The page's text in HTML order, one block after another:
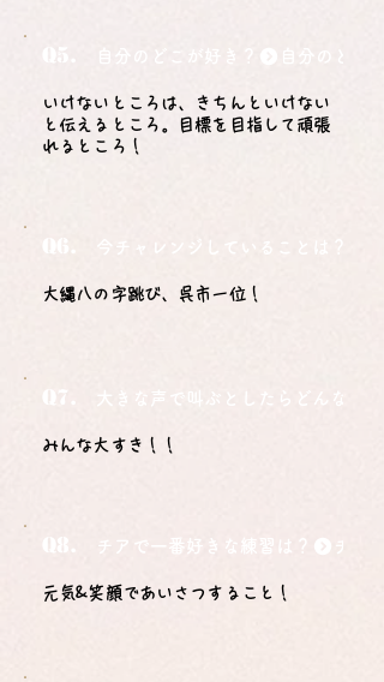
いけないところは、きちんといけない
と伝えるところ。目標を目指して頑張
れるところ！
Q6. 今チャレンジしていることは？
大縄八の字跳び、呉市一位！
Q7. 大きな声で叫ぶとしたらどんな言葉
みんな大すき！！
Q8. チアで一番好きな練習は？
元気&笑顔であいさつすること！